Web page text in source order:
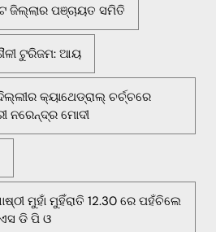
ଜିଲ୍ଲାର ପଞ୍ଚାୟତ ସମିତି
ଟୁରିଜମ: ଆୟ
କ୍ୟାଥେଡ୍ରାଲ୍ ଚର୍ଚ୍ଚରେ
ନରେନ୍ଦ୍ର ମୋଦୀ
ମୁହାଁ ମୁହିଁରାତି 12.30 ରେ ପହଁଚିଲେ
ଡି ପି ଓ